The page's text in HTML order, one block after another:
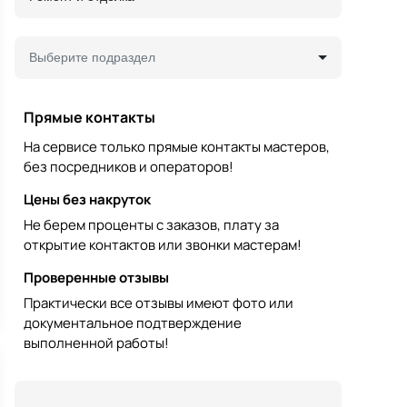
Выберите подраздел
Прямые контакты
На сервисе только прямые контакты мастеров,
без посредников и операторов!
Цены без накруток
Не берем проценты с заказов, плату за
открытие контактов или звонки мастерам!
Проверенные отзывы
Практически все отзывы имеют фото или
документальное подтверждение
выполненной работы!